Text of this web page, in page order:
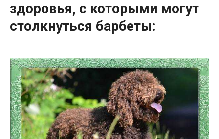
здоровья, с которыми могут
столкнуться барбеты: